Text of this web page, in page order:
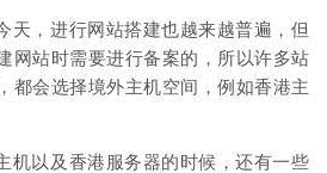
天，进行网站搭建也越来越普遍，但
网站时需要进行备案的，所以许多站
都会选择境外主机空间，例如香港主
机以及香港服务器的时候，还有一些